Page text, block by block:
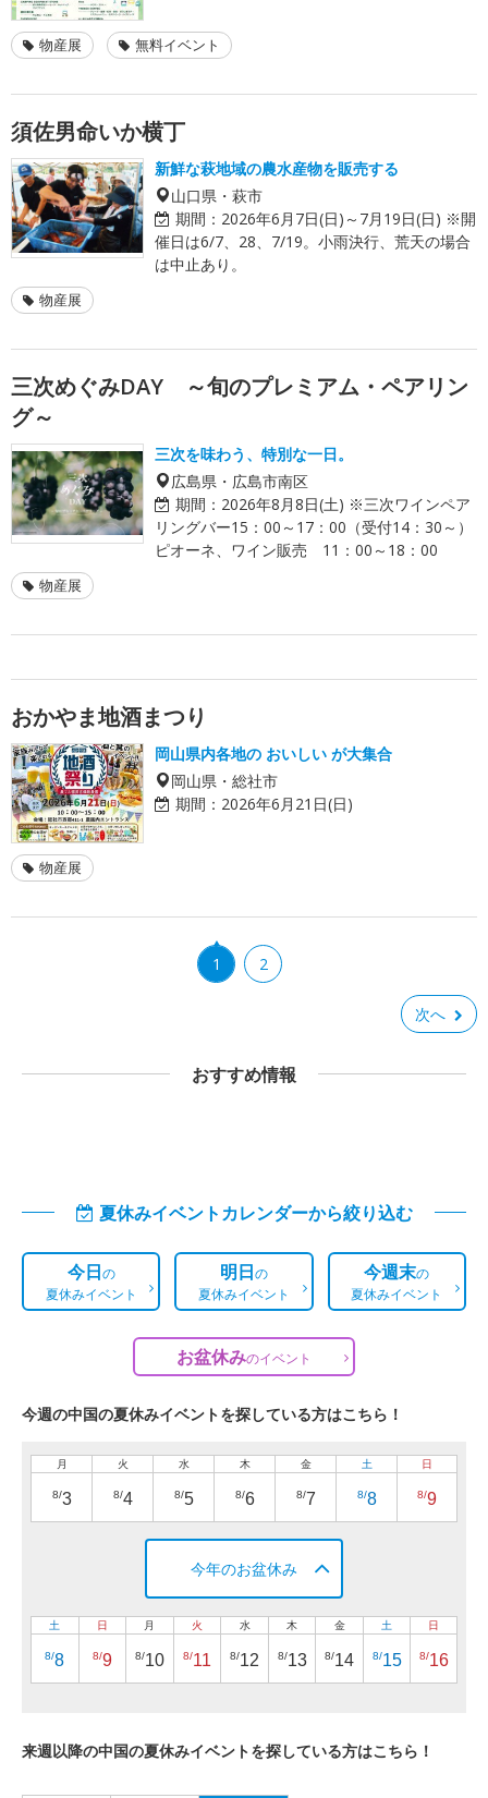
物産展 無料イベント
須佐男命いか横丁
新鮮な萩地域の農水産物を販売する
山口県・萩市
期間： 2026年6月7日(日)～7月19日(日) ※開
催日は6/7、28、7/19。小雨決行、荒天の場合
は中止あり。
物産展
三次めぐみDAY ～旬のプレミアム・ペアリン
グ～
三次を味わう、特別な一日。
広島県・広島市南区
期間： 2026年8月8日(土) ※三次ワインペア
リングバー15：00～17：00（受付14：30～）
ピオーネ、ワイン販売 11：00～18：00
物産展
おかやま地酒まつり
岡山県内各地の おいしい が大集合
岡山県・総社市
期間： 2026年6月21日(日)
物産展
1 2
次へ
おすすめ情報
夏休みイベントカレンダーから絞り込む
今日の
夏休みイベント
明日の
夏休みイベント
今週末の
夏休みイベント
お盆休みのイベント
今週の中国の夏休みイベントを探している方はこちら！
月
8/3
火
8/4
水
8/5
木
8/6
金
8/7
土
8/8
日
8/9
今年のお盆休み
土
8/8
日
8/9
月
8/10
火
8/11
水
8/12
木
8/13
金
8/14
土
8/15
日
8/16
来週以降の中国の夏休みイベントを探している方はこちら！